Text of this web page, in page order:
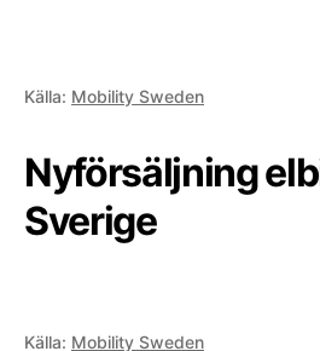
Källa: Mobility Sweden
Nyförsäljning
Sverige
Källa: Mobility Sweden